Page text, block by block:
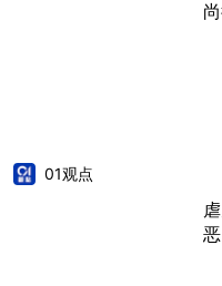
01观点